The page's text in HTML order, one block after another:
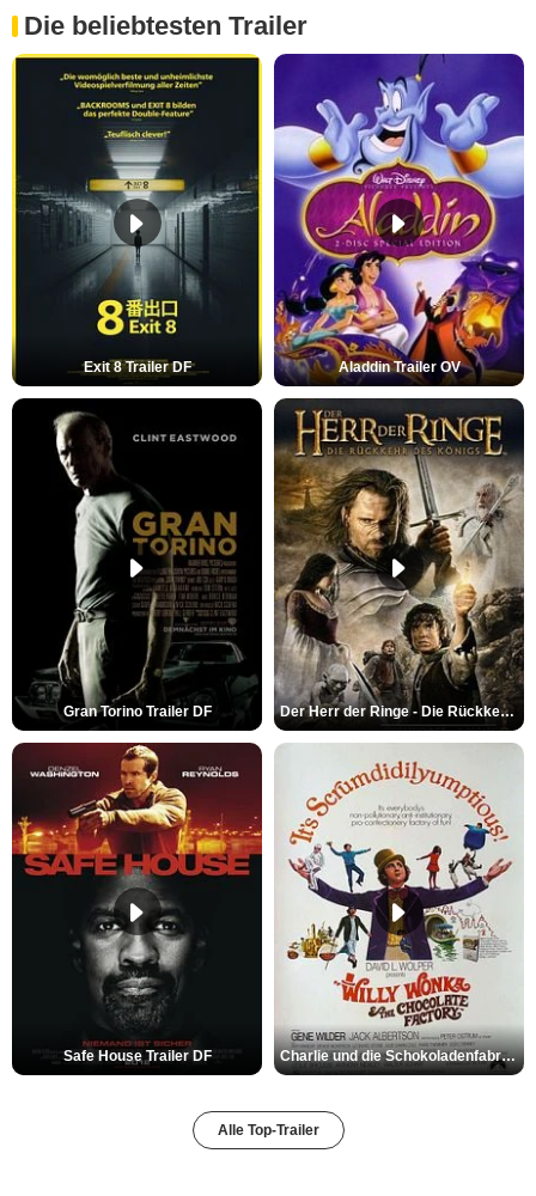
Die beliebtesten Trailer
Exit 8 Trailer DF Aladdin Trailer OV
Gran Torino Trailer DF Der Herr der Ringe - Die Rückkehr des Königs Trailer OV
Safe House Trailer DF Charlie und die Schokoladenfabrik Trailer OV
Alle Top-Trailer